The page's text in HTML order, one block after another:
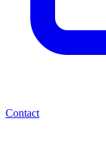
Contact